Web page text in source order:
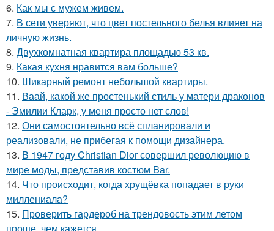
6. Как мы с мужем живем.
7. В сети уверяют, что цвет постельного белья влияет на
личную жизнь.
8. Двухкомнатная квартира площадью 53 кв.
9. Какая кухня нравится вам больше?
10. Шикарный ремонт небольшой квартиры.
11. Ваай, какой же простенький стиль у матери драконов
- Эмилии Кларк, у меня просто нет слов!
12. Они самостоятельно всё спланировали и
реализовали, не прибегая к помощи дизайнера.
13. В 1947 году Christian Dior совершил революцию в
мире моды, представив костюм Bar.
14. Что происходит, когда хрущёвка попадает в руки
миллениала?
15. Проверить гардероб на трендовость этим летом